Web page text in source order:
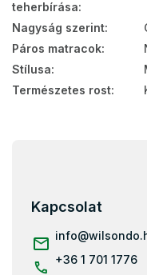
teherbírása:
Nagyság szerint:
Páros matracok:
Stílusa:
Természetes rost:
Kapcsolat
info@
+36 1 701 1776